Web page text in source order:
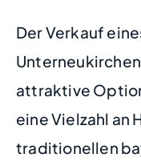
Der Verkauf
attraktive
eine Vielzahl an
traditionellen